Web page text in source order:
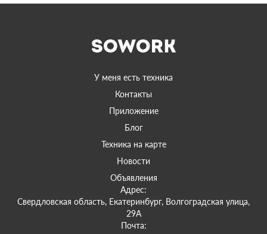
У меня есть техника
Контакты
Приложение
Блог
Техника на карте
Новости
Объявления
Адрес:
Свердловская область, Екатеринбург, Волгоградская улица,
29А
Почта: